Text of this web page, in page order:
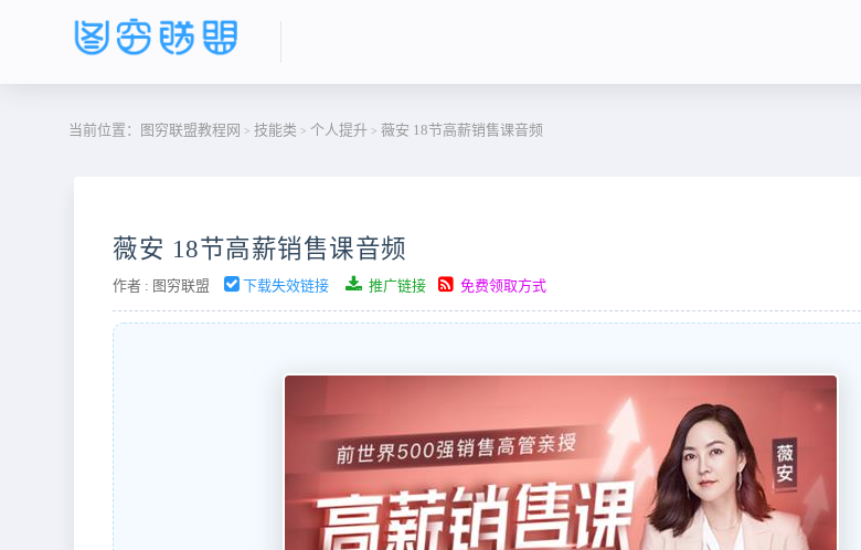
当前位置： 图穷联盟教程网 > 技能类 > 个人提升 > 薇安 18节高薪销售课音频
薇安 18节高薪销售课音频
作者 : 图穷联盟 下载失效链接 推广链接 免费领取方式